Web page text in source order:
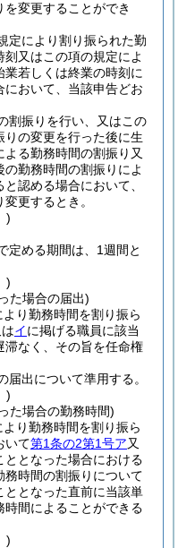
変更することができ
定により割り振られた勤
又はこの項の規定によ
業若しくは終業の時刻に
おいて、当該申告どお
割振りを行い、又はこの
の変更を行った後に生
よる勤務時間の割振り又
勤務時間の割振りによ
認める場合において、
更するとき。
)
定める期間は、1週間と
)
た場合の届出)
り勤務時間を割り振ら
イに掲げる職員に該当
滞なく、その旨を任命権
届出について準用する。
)
た場合の勤務時間)
り勤務時間を割り振ら
いて第1条の2第1号ア又
となった場合における
時間の割振りについて
ととなった直前に当該単
間によることができる
)